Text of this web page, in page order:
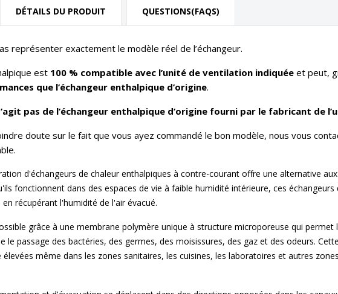
DÉTAILS DU PRODUIT QUESTIONS(FAQS)
représenter exactement le modèle réel de l’échangeur.
est 100 % compatible avec l’unité de ventilation indiquéeet peut,
que l’échangeur enthalpique d’origine.
pas de l’échangeur enthalpique d’origine fourni par le fabricant de
doute sur le fait que vous ayez commandé le bon modèle, nous vous
d'échangeurs de chaleur enthalpiques à contre-courant offre une alternative
fonctionnent dans des espaces de vie à faible humidité intérieure, ces
récupérant l'humidité de l'air évacué.
grâce à une membrane polymère unique à structure microporeuse qui permet
le passage des bactéries, des germes, des moisissures, des gaz et des odeurs.
élevées même dans les zones sanitaires, les cuisines, les laboratoires et autres